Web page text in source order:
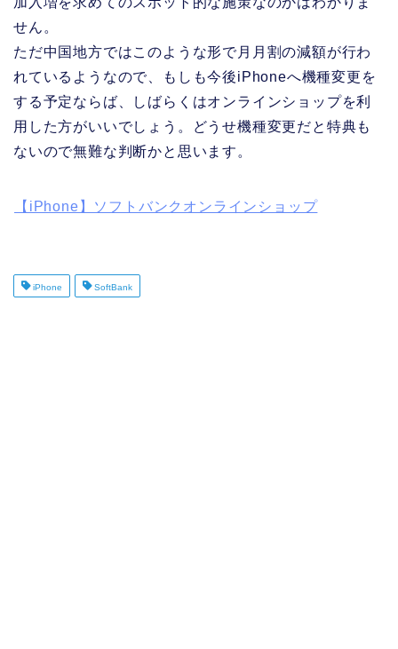
せん。
ただ中国地方ではこのような形で月月割の減額が行わ
れているようなので、もしも今後iPhoneへ機種変更を
する予定ならば、しばらくはオンラインショップを利
用した方がいいでしょう。どうせ機種変更だと特典も
ないので無難な判断かと思います。
【iPhone】ソフトバンクオンラインショップ
iPhone SoftBank